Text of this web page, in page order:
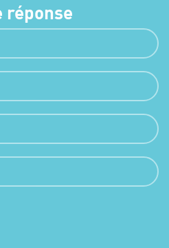
réponse